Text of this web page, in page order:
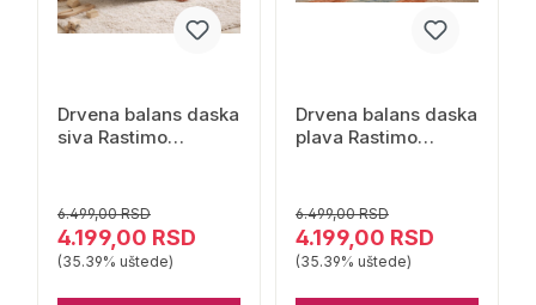
Drvena balans daska
siva Rastimo
6.499,00 RSD
4.199,00 RSD
(35.39% uštede)
Drvena balans daska
plava Rastimo
6.499,00 RSD
4.199,00 RSD
(35.39% uštede)